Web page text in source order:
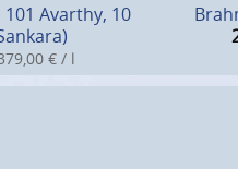
Avarthy, 10
€ / l